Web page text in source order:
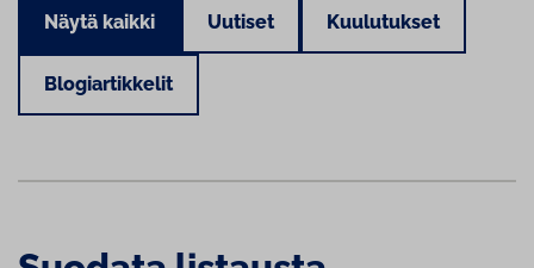
Näytä kaikki Uutiset Kuulutukset
Blogiartikkelit